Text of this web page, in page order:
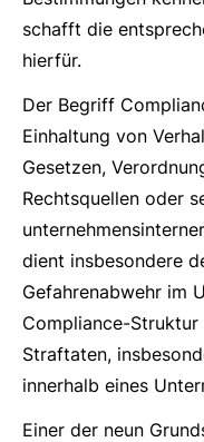
schafft die
hierfür.
Der Begriff
Einhaltung von
Gesetzen,
Rechtsquellen oder
dient insbesondere
Gefahrenabwehr im
Compliance-
Straftaten,
innerhalb eines
Einer der neun